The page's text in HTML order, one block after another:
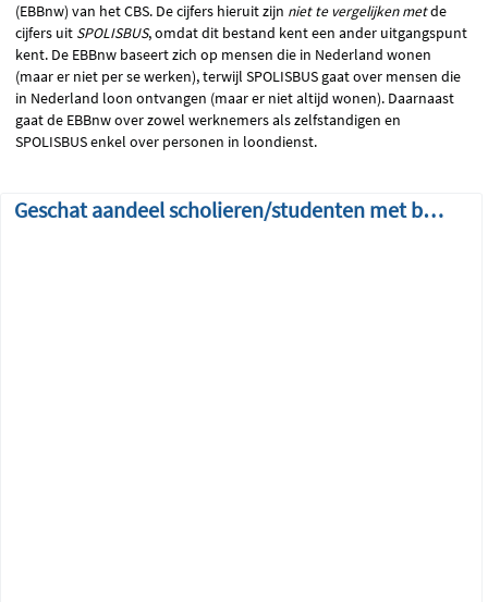
(EBBnw) van het CBS. De cijfers hieruit zijn niet te vergelijken metde
cijfers uit SPOLISBUS, omdat dit bestand kent een ander uitgangspunt
kent. De EBBnw baseert zich op mensen die in Nederland wonen
(maar er niet per se werken), terwijl SPOLISBUS gaat over mensen die
in Nederland loon ontvangen (maar er niet altijd wonen). Daarnaast
gaat de EBBnw over zowel werknemers als zelfstandigen en
SPOLISBUS enkel over personen in loondienst.
Geschat aandeel scholieren/studenten met baan in topsector over de tijd